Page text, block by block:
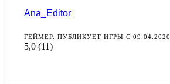
Ana_Editor
ГЕЙМЕР. ПУБЛИКУЕТ ИГРЫ С 09.04.2020
5,0 (11)